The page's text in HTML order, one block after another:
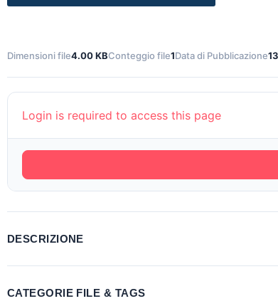
Dimensioni file4.00 KBConteggio file1Data di Pubblicazione
Login is required to access this page
DESCRIZIONE
CATEGORIE FILE & TAGS